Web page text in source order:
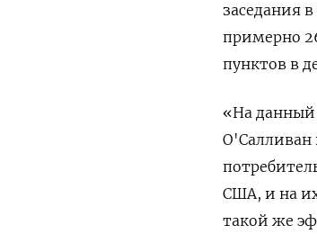
заседания
примерно
пунктов в
«На
О'Салливан
США, и на
такой же